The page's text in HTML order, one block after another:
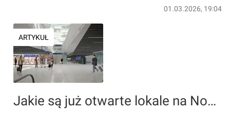
01.03.2026, 19:04
ARTYKUŁ
Jakie są już otwarte lokale na Nowej Warszawie Zachodniej po 2 miesiącach od otwarcia? [FILM]